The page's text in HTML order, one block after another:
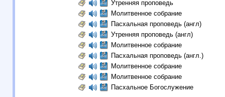
Утренняя проповедь
Молитвенное собрание
Пасхальная проповедь (англ)
Утренняя проповедь (англ)
Молитвенное собрание
Пасхальная проповедь (англ.)
Молитвенное собрание
Молитвенное собрание
Пасхальное Богослужение